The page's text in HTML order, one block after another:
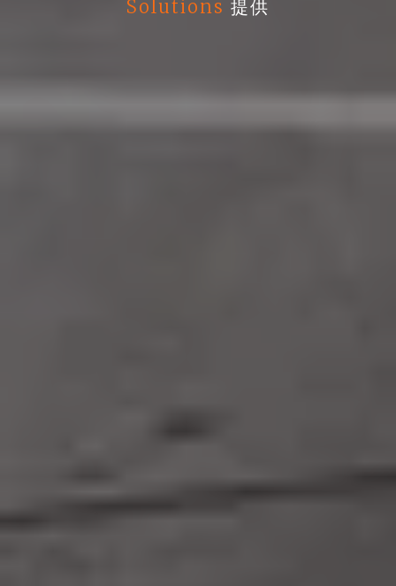
Solutions 提供